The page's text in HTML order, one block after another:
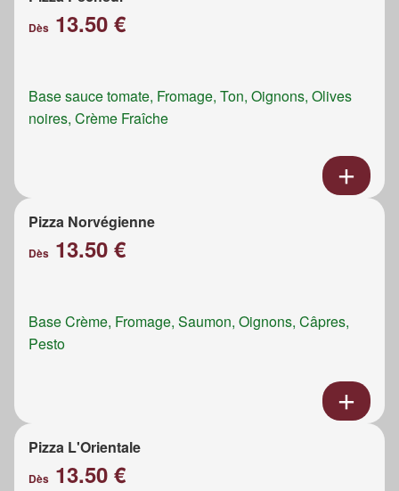
Dès 13.50 €
Base sauce tomate, Fromage, Ton, Oignons, Olives
noires, Crème Fraîche
Pizza Norvégienne
Dès 13.50 €
Base Crème, Fromage, Saumon, Oignons, Câpres,
Pesto
Pizza L'Orientale
Dès 13.50 €